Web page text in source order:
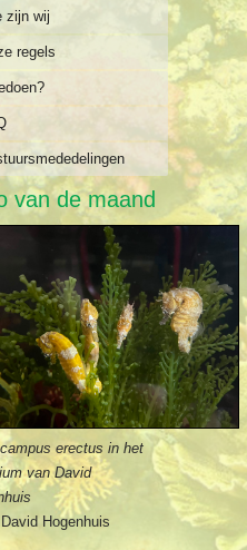
zijn wij
regels
van de maand
erectus in het
van David
Hogenhuis